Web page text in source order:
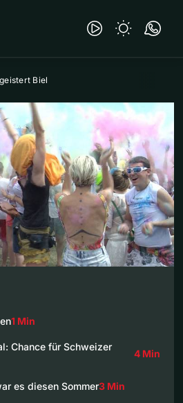
Biel
1 Min
Chance für Schweizer
4 Min
es diesen Sommer3 Min